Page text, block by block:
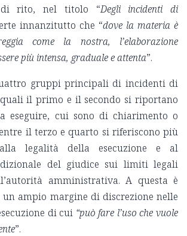
di rito, nel titolo “Degli incidenti di
innanzitutto che “dove la materia è
come la nostra, l’elaborazione
più intensa, graduale e attenta”.
gruppi principali di incidenti di
quali il primo e il secondo si riportano
eseguire, cui sono di chiarimento o
il terzo e quarto si riferiscono più
legalità della esecuzione e al
del giudice sui limiti legali
amministrativa. A questa è
ampio margine di discrezione nelle
di cui “può fare l’uso che vuole
”.